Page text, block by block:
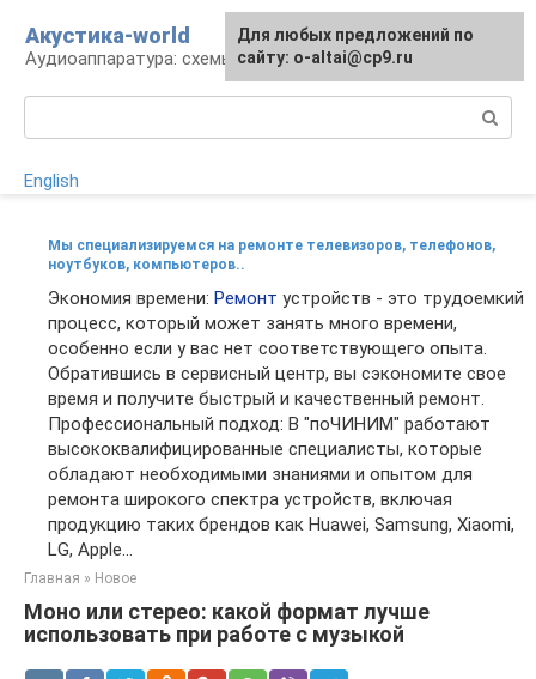
контенту
Акустика-world
Аудиоаппаратура: схемы и работа
English
Мы специализируемся на ремонте телевизоров, телефонов,
ноутбуков, компьютеров..
Экономия времени: Ремонт устройств - это трудоемкий
процесс, который может занять много времени,
особенно если у вас нет соответствующего опыта.
Обратившись в сервисный центр, вы сэкономите свое
время и получите быстрый и качественный ремонт.
Профессиональный подход: В "поЧИНИМ" работают
высококвалифицированные специалисты, которые
обладают необходимыми знаниями и опытом для
ремонта широкого спектра устройств, включая
продукцию таких брендов как Huawei, Samsung, Xiaomi,
LG, Apple...
Главная » Новое
Моно или стерео: какой формат лучше
использовать при работе с музыкой
Для любых предложений по
сайту: o-altai@cp9.ru